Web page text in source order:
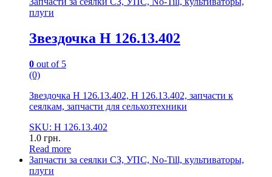
плуги
Звездочка Н 126.13.402
0 out of 5
(0)
Звездочка Н 126.13.402, Н 126.13.402, запчасти к
сеялкам, запчасти для сельхозтехники
SKU: Н 126.13.402
1.0 грн.
Read more
Запчасти за сеялки СЗ, УПС, No-Till, культиваторы,
плуги